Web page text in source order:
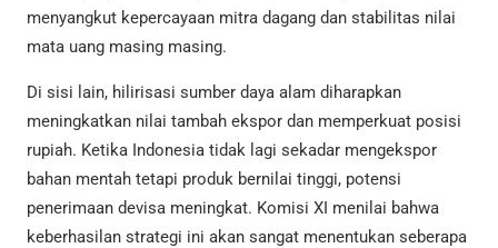
menyangkut kepercayaan mitra dagang dan stabilitas nilai
mata uang masing masing.
Di sisi lain, hilirisasi sumber daya alam diharapkan
meningkatkan nilai tambah ekspor dan memperkuat posisi
rupiah. Ketika Indonesia tidak lagi sekadar mengekspor
bahan mentah tetapi produk bernilai tinggi, potensi
penerimaan devisa meningkat. Komisi XI menilai bahwa
keberhasilan strategi ini akan sangat menentukan seberapa